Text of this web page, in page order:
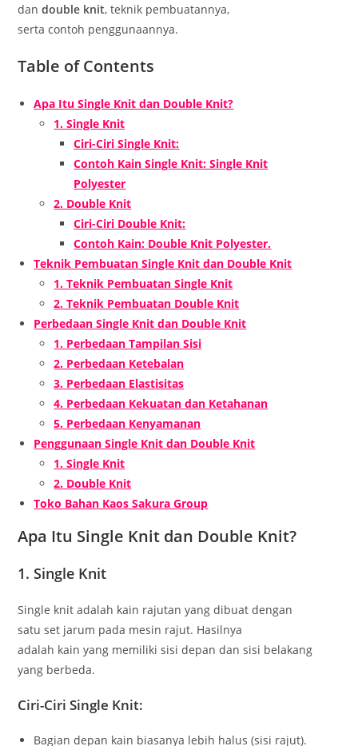
dandouble knit, teknik pembuatannya,
serta contoh penggunaannya.
Table of Contents
Apa Itu Single Knit dan Double Knit?
1. Single Knit
Ciri-Ciri Single Knit:
Contoh Kain Single Knit: Single Knit
Polyester
2. Double Knit
Ciri-Ciri Double Knit:
Contoh Kain: Double Knit Polyester.
Teknik Pembuatan Single Knit dan Double Knit
1. Teknik Pembuatan Single Knit
2. Teknik Pembuatan Double Knit
Perbedaan Single Knit dan Double Knit
1. Perbedaan Tampilan Sisi
2. Perbedaan Ketebalan
3. Perbedaan Elastisitas
4. Perbedaan Kekuatan dan Ketahanan
5. Perbedaan Kenyamanan
Penggunaan Single Knit dan Double Knit
1. Single Knit
2. Double Knit
Toko Bahan Kaos Sakura Group
Apa Itu Single Knit dan Double Knit?
1. Single Knit
Single knit adalah kain rajutan yang dibuat dengan
satu set jarum pada mesin rajut. Hasilnya
adalah kain yang memiliki sisi depan dan sisi belakang
yang berbeda.
Ciri-Ciri Single Knit:
Bagian depan kain biasanya lebih halus (sisi rajut).